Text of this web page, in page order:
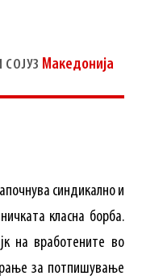
Македонија
синдикално и
класна борба.
на вработените во
за потпишување